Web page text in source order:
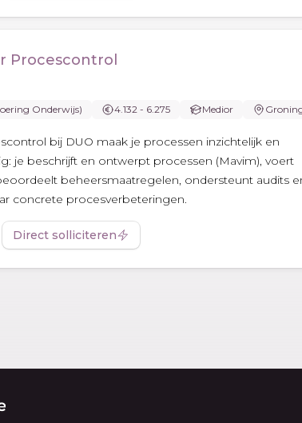
Procescontrol
Onderwijs) 4.132 - 6.275 Medior
bij DUO maak je processen inzichtelijk en
je beschrijft en ontwerpt processen (Mavim), voert
beheersmaatregelen, ondersteunt audits
concrete procesverbeteringen.
Direct solliciteren